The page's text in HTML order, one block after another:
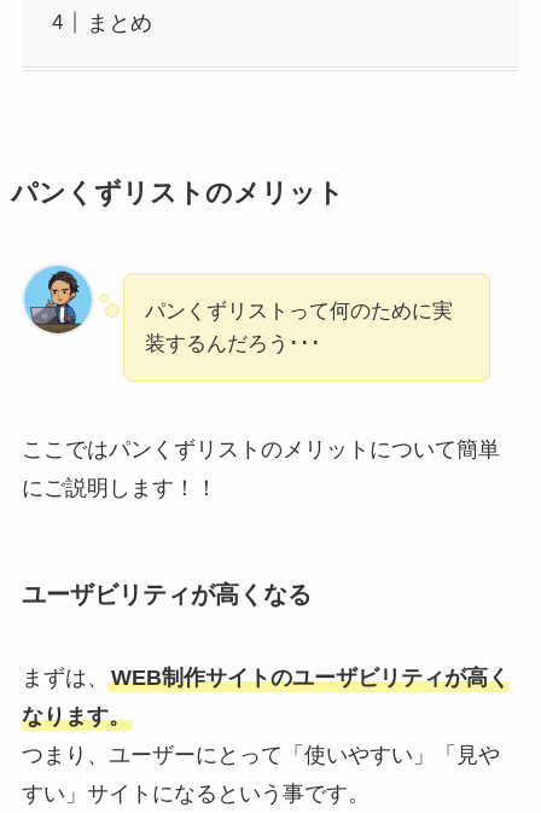
まとめ
パンくずリストのメリット
パンくずリストって何のために実
装するんだろう･･･
ここではパンくずリストのメリットについて簡単
にご説明します！！
ユーザビリティが高くなる
まずは、 WEB制作サイトのユーザビリティが高く
なります。
つまり、ユーザーにとって「使いやすい」「見や
すい」サイトになるという事です。